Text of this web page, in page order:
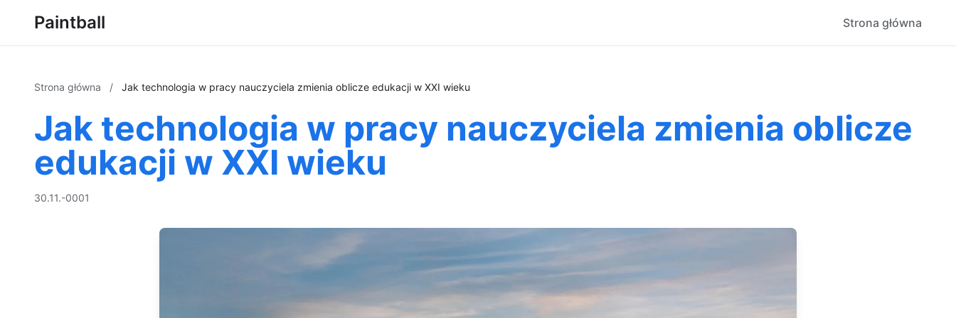
Paintball Strona główna
Strona główna / Jak technologia w pracy nauczyciela zmienia oblicze edukacji w XXI wieku
Jak technologia w pracy nauczyciela zmienia oblicze
edukacji w XXI wieku
30.11.-0001